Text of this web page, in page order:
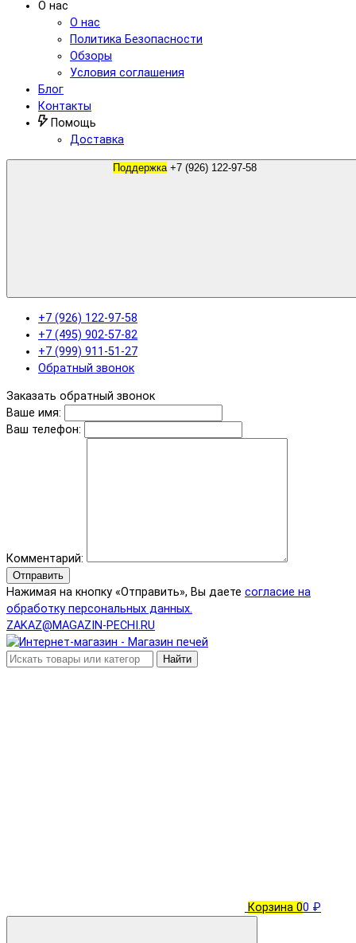
О нас
О нас
Политика Безопасности
Обзоры
Условия соглашения
Блог
Контакты
Помощь
Доставка
Поддержка +7 (926) 122-97-58
+7 (926) 122-97-58
+7 (495) 902-57-82
+7 (999) 911-51-27
Обратный звонок
Заказать обратный звонок
Ваше имя:
Ваш телефон:
Комментарий:
Отправить
Нажимая на кнопку «Отправить», Вы даете согласие на
обработку персональных данных.
ZAKAZ@MAGAZIN-PECHI.RU
Найти
Корзина 00 ₽